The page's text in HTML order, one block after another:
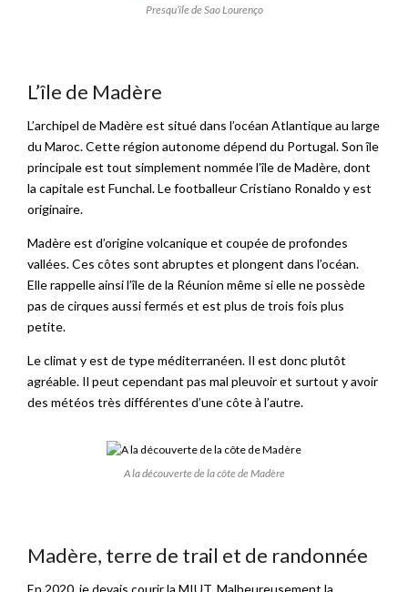
Presqu’île de Sao Lourenço
L’île de Madère
L’archipel de Madère est situé dans l’océan Atlantique au large
du Maroc. Cette région autonome dépend du Portugal. Son île
principale est tout simplement nommée l’île de Madère, dont
la capitale est Funchal. Le footballeur Cristiano Ronaldo y est
originaire.
Madère est d’origine volcanique et coupée de profondes
vallées. Ces côtes sont abruptes et plongent dans l’océan.
Elle rappelle ainsi l’île de la Réunion même si elle ne possède
pas de cirques aussi fermés et est plus de trois fois plus
petite.
Le climat y est de type méditerranéen. Il est donc plutôt
agréable. Il peut cependant pas mal pleuvoir et surtout y avoir
des météos très différentes d’une côte à l’autre.
A la découverte de la côte de Madère
Madère, terre de trail et de randonnée
En 2020, je devais courir la MIUT. Malheureusement la